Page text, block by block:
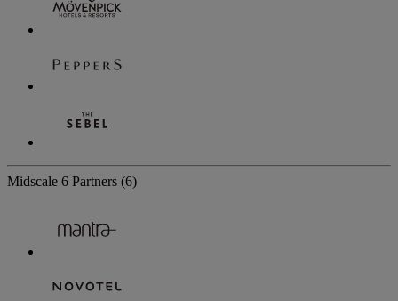
Midscale 6 Partners (6)